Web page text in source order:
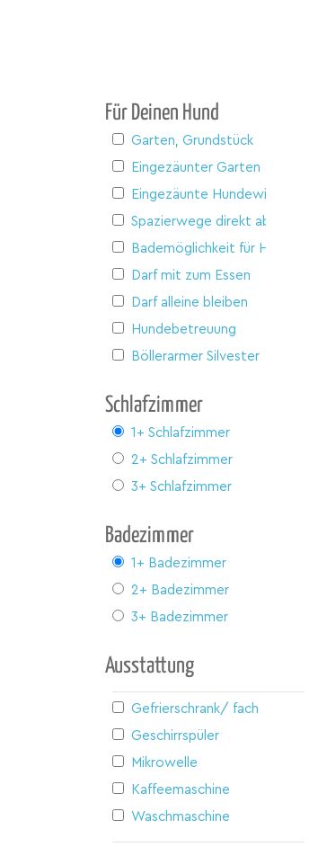
Für Deinen Hund
Garten, Grundstück
Eingezäunter Garten
Eingezäunte Hundewiese
Spazierwege direkt ab Haus
Bademöglichkeit für Hunde
Darf mit zum Essen
Darf alleine bleiben
Hundebetreuung
Böllerarmer Silvester
Schlafzimmer
1+ Schlafzimmer
2+ Schlafzimmer
3+ Schlafzimmer
Badezimmer
1+ Badezimmer
2+ Badezimmer
3+ Badezimmer
Ausstattung
Gefrierschrank/ fach
Geschirrspüler
Mikrowelle
Kaffeemaschine
Waschmaschine